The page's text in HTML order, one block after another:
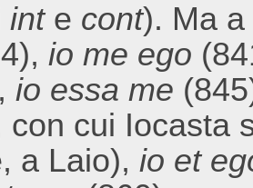
inte cont). Ma
io me ego
io essa me
con cui Iocasta
a Laio), io et